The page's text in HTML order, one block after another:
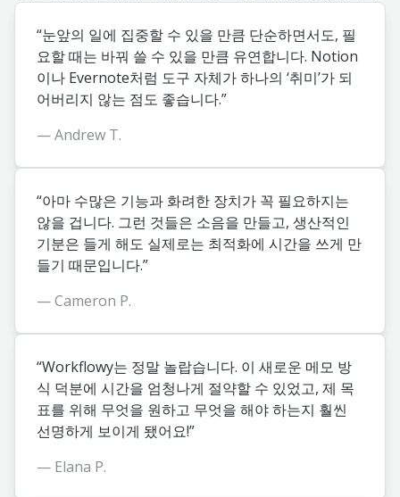
“눈앞의 일에 집중할 수 있을 만큼 단순하면서도, 필
요할 때는 바꿔 쓸 수 있을 만큼 유연합니다. Notion
이나 Evernote처럼 도구 자체가 하나의 ‘취미’가 되
어버리지 않는 점도 좋습니다.”
— Andrew T.
“아마 수많은 기능과 화려한 장치가 꼭 필요하지는
않을 겁니다. 그런 것들은 소음을 만들고, 생산적인
기분은 들게 해도 실제로는 최적화에 시간을 쓰게 만
들기 때문입니다.”
— Cameron P.
“Workflowy는 정말 놀랍습니다. 이 새로운 메모 방
식 덕분에 시간을 엄청나게 절약할 수 있었고, 제 목
표를 위해 무엇을 원하고 무엇을 해야 하는지 훨씬
선명하게 보이게 됐어요!”
— Elana P.